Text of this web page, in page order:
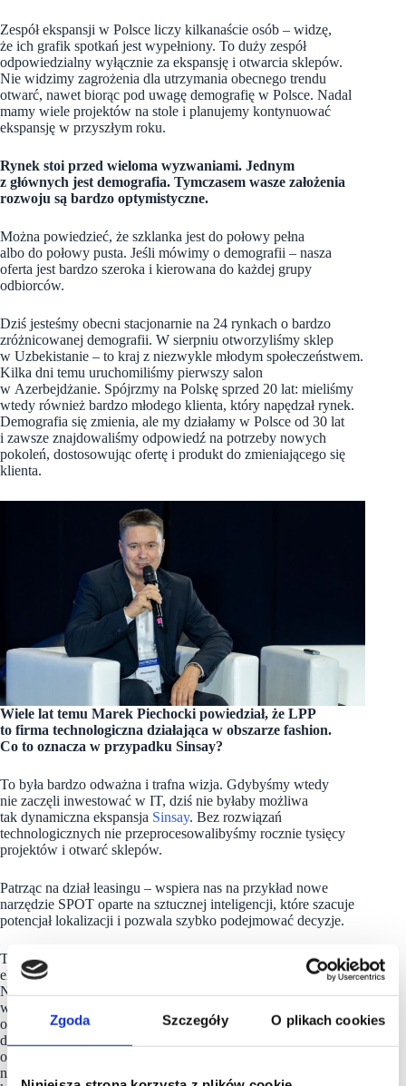
Zgoda Szczegóły O plikach cookies
Zespół ekspansji w Polsce liczy kilkanaście osób – widzę,
że ich grafik spotkań jest wypełniony. To duży zespół
odpowiedzialny wyłącznie za ekspansję i otwarcia sklepów.
Nie widzimy zagrożenia dla utrzymania obecnego trendu
otwarć, nawet biorąc pod uwagę demografię w Polsce. Nadal
mamy wiele projektów na stole i planujemy kontynuować
ekspansję w przyszłym roku.
Rynek stoi przed wieloma wyzwaniami. Jednym
z głównych jest demografia. Tymczasem wasze założenia
rozwoju są bardzo optymistyczne.
Można powiedzieć, że szklanka jest do połowy pełna
albo do połowy pusta. Jeśli mówimy o demografii – nasza
oferta jest bardzo szeroka i kierowana do każdej grupy
odbiorców.
Dziś jesteśmy obecni stacjonarnie na 24 rynkach o bardzo
zróżnicowanej demografii. W sierpniu otworzyliśmy sklep
w Uzbekistanie – to kraj z niezwykle młodym społeczeństwem.
Kilka dni temu uruchomiliśmy pierwszy salon
w Azerbejdżanie. Spójrzmy na Polskę sprzed 20 lat: mieliśmy
wtedy również bardzo młodego klienta, który napędzał rynek.
Demografia się zmienia, ale my działamy w Polsce od 30 lat
i zawsze znajdowaliśmy odpowiedź na potrzeby nowych
pokoleń, dostosowując ofertę i produkt do zmieniającego się
klienta.
Wiele lat temu Marek Piechocki powiedział, że LPP
to firma technologiczna działająca w obszarze fashion.
Co to oznacza w przypadku Sinsay?
To była bardzo odważna i trafna wizja. Gdybyśmy wtedy
nie zaczęli inwestować w IT, dziś nie byłaby możliwa
tak dynamiczna ekspansja Sinsay. Bez rozwiązań
technologicznych nie przeprocesowalibyśmy rocznie tysięcy
projektów i otwarć sklepów.
Patrząc na dział leasingu – wspiera nas na przykład nowe
narzędzie SPOT oparte na sztucznej inteligencji, które szacuje
potencjał lokalizacji i pozwala szybko podejmować decyzje.
To właśnie przykład tego, jak technologia wspiera naszą
ekspansję. Ale pomaga nam także w komunikacji z klientem.
Nowoczesna aplikacja mobilna wyposażona
w funkcjonalności, które pozwalają nam łączyć doświadczenia
offline i online to narzędzie, przez które nasi klienci dokonują
dziś ok. 80% zakupów online. Do tego warto wspomnieć
o aktywnym programie lojalnościowym będącym aktualnie
numerem 1 w Polsce pod względem popularności wśród